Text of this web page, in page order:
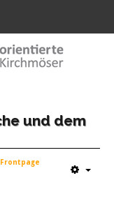
und dem
Frontpage